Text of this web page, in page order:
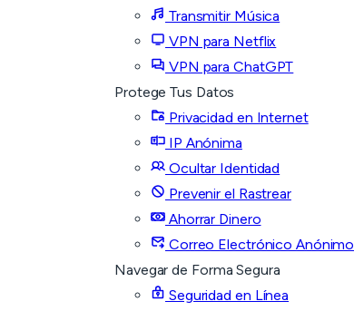
Transmitir Música
VPN para Netflix
VPN para ChatGPT
Protege Tus Datos
Privacidad en Internet
IP Anónima
Ocultar Identidad
Prevenir el Rastrear
Ahorrar Dinero
Correo Electrónico Anónimo
Navegar de Forma Segura
Seguridad en Línea